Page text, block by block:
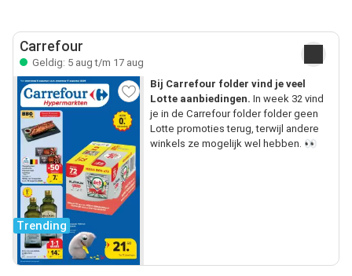
Carrefour
Geldig: 5 aug t/m 17 aug
Trending
Bij Carrefour folder vind je veel
Lotte aanbiedingen. In week 32 vind
je in de Carrefour folder folder geen
Lotte promoties terug, terwijl andere
winkels ze mogelijk wel hebben. 👀